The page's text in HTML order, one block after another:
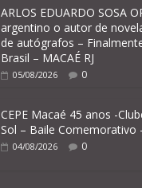
ARLOS EDUARDO SOSA
argentino o autor de
de autógrafos –
Brasil – MACAÉ RJ
05/08/2026 0
CEPE Macaé 45 anos -
Sol – Baile Comemorativo
04/08/2026 0